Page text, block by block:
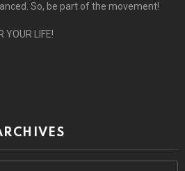
So, be part of the movement!
YOUR LIFE!